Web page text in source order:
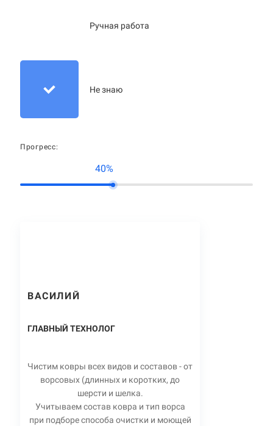
Ручная работа
Не знаю
Прогресс:
40%
ВАСИЛИЙ
ГЛАВНЫЙ ТЕХНОЛОГ
Чистим ковры всех видов и составов - от
ворсовых (длинных и коротких, до
шерсти и шелка.
Учитываем состав ковра и тип ворса
при подборе способа очистки и моющей